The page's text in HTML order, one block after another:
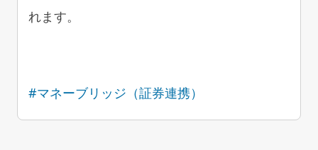
れます。
#マネーブリッジ（証券連携）